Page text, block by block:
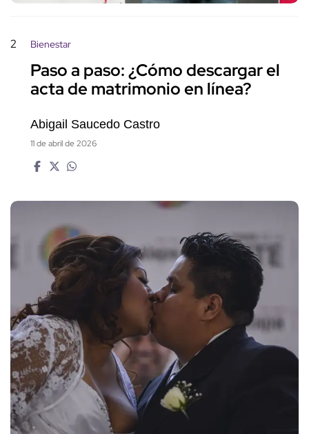
2 Bienestar
Paso a paso: ¿Cómo descargar el
acta de matrimonio en línea?
Abigail Saucedo Castro
11 de abril de 2026